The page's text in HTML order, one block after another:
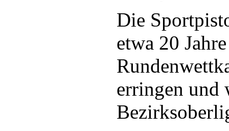
Die
etwa 20
erringen und